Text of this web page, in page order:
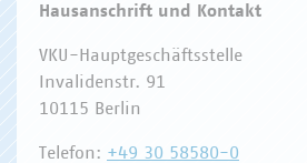
Hausanschrift und Kontakt
VKU-Hauptgeschäftsstelle
Invalidenstr. 91
10115 Berlin
Telefon: +49 30 58580-0